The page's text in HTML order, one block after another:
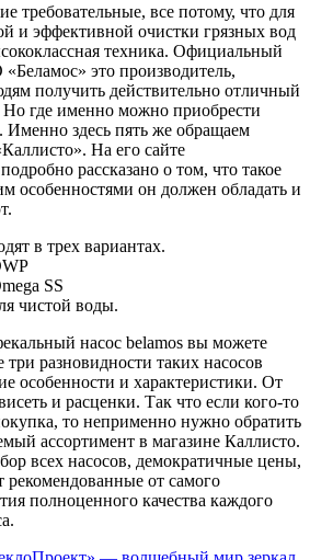
требовательные, все потому, что для
и эффективной очистки грязных вод
техника. Официальный
это производитель,
получить действительно отличный
Но где именно можно приобрести
Именно здесь пять же обращаем
На его сайте
рассказано о том, что такое
особенностями он должен обладать и
в трех вариантах.
SS
чистой воды.
насос belamos вы можете
разновидности таких насосов
особенности и характеристики. От
и расценки. Так что если кого-то
то неприменно нужно обратить
ассортимент в магазине Каллисто.
всех насосов, демократичные цены,
от самого
полноценного качества каждого